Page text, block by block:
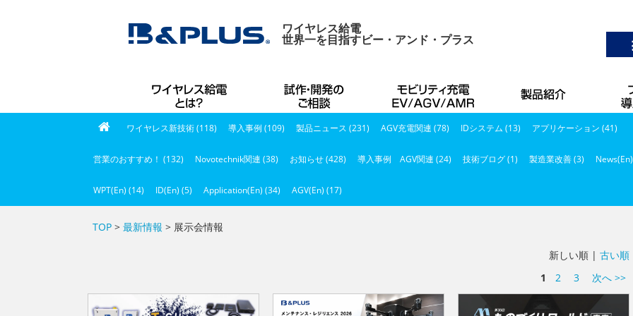
ワイヤレス給電
世界一を目指すビー・アンド・プラス
ワイヤレス新技術 (118) 導入事例 (109) 製品ニュース (231) AGV充電関連 (78) IDシステム (13) アプリケーション (41)
営業のおすすめ！ (132) Novotechnik関連 (38) お知らせ (428) 導入事例 AGV関連 (24) 技術ブログ (1) 製造業改善 (3)
WPT(En) (14) ID(En) (5) Application(En) (34) AGV(En) (17)
TOP >最新情報 > 展示会情報
新しい順 |古い順
1
2 3 次へ >>